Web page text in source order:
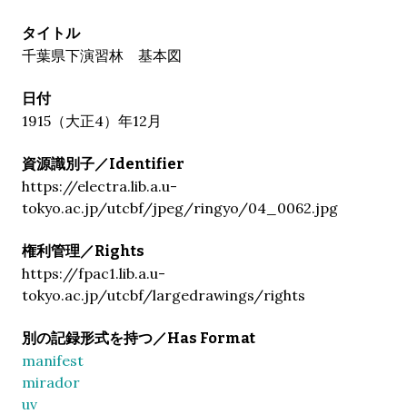
タイトル
千葉県下演習林 基本図
日付
1915（大正4）年12月
資源識別子／Identifier
https://electra.lib.a.u-
tokyo.ac.jp/utcbf/jpeg/ringyo/04_0062.jpg
権利管理／Rights
https://fpac1.lib.a.u-
tokyo.ac.jp/utcbf/largedrawings/rights
別の記録形式を持つ／Has Format
manifest
mirador
uv